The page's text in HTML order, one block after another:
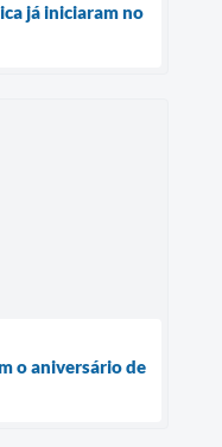
já iniciaram no
o aniversário de